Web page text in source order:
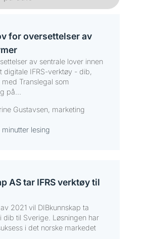
for oversettelser av
av sentrale lover innen
digitale IFRS-verktøy - dib,
Translegal som
på...
Gustavsen, marketing
minutter lesing
AS tar IFRS verktøy til
2021 vil DIBkunnskap ta
dib til Sverige. Løsningen har
i det norske markedet